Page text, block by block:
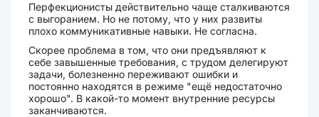
Перфекционисты действительно чаще сталкиваются
с выгоранием. Но не потому, что у них развиты
плохо коммуникативные навыки. Не согласна.
Скорее проблема в том, что они предъявляют к
себе завышенные требования, с трудом делегируют
задачи, болезненно переживают ошибки и
постоянно находятся в режиме "ещё недостаточно
хорошо". В какой-то момент внутренние ресурсы
заканчиваются.